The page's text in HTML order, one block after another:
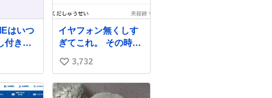
はいつ
付き合
嬉しか
限にあ
は1日
い送り
イヤフォン無くしす
ぎてこれ。 その時好
きだった男のセコム
の名前にしてる
い
い
3,732